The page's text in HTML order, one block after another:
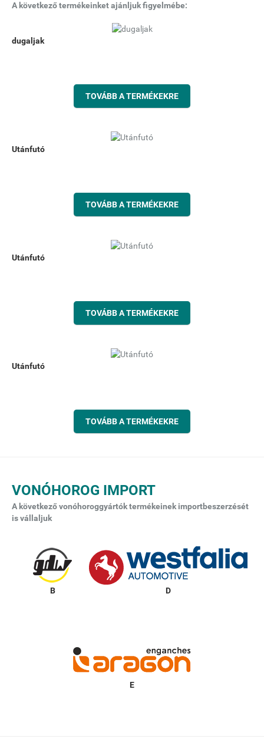
A következő termékeinket ajánljuk figyelmébe:
dugaljak
TOVÁBB A TERMÉKEKRE
Utánfutó
TOVÁBB A TERMÉKEKRE
Utánfutó
TOVÁBB A TERMÉKEKRE
Utánfutó
TOVÁBB A TERMÉKEKRE
VONÓHOROG IMPORT
A következő vonóhoroggyártók termékeinek importbeszerzését
is vállaljuk